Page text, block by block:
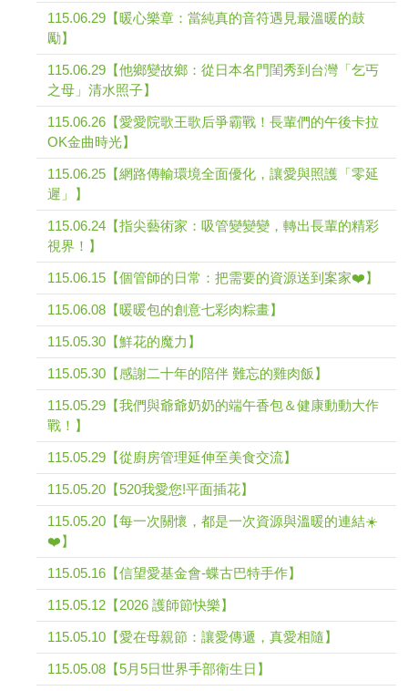
115.06.29【暖心樂章：當純真的音符遇見最溫暖的鼓
勵】
115.06.29【他鄉變故鄉：從日本名門閨秀到台灣「乞丐
之母」清水照子】
115.06.26【愛愛院歌王歌后爭霸戰！長輩們的午後卡拉
OK金曲時光】
115.06.25【網路傳輸環境全面優化，讓愛與照護「零延
遲」】
115.06.24【指尖藝術家：吸管變變變，轉出長輩的精彩
視界！】
115.06.15【個管師的日常：把需要的資源送到案家❤️】
115.06.08【暖暖包的創意七彩肉粽畫】
115.05.30【鮮花的魔力】
115.05.30【感謝二十年的陪伴 難忘的雞肉飯】
115.05.29【我們與爺爺奶奶的端午香包＆健康動動大作
戰！】
115.05.29【從廚房管理延伸至美食交流】
115.05.20【520我愛您!平面插花】
115.05.20【每一次關懷，都是一次資源與溫暖的連結☀️
❤️】
115.05.16【信望愛基金會-蝶古巴特手作】
115.05.12【2026 護師節快樂】
115.05.10【愛在母親節：讓愛傳遞，真愛相隨】
115.05.08【5月5日世界手部衛生日】